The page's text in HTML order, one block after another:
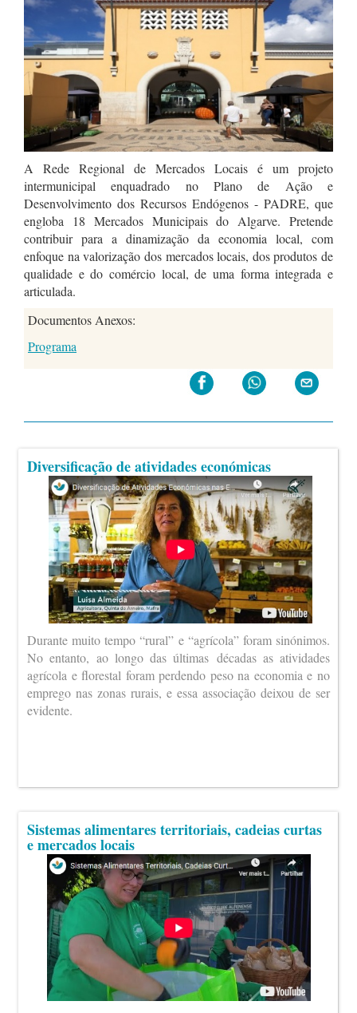
A Rede Regional de Mercados Locais é um projeto
intermunicipal enquadrado no Plano de Ação e
Desenvolvimento dos Recursos Endógenos - PADRE, que
engloba 18 Mercados Municipais do Algarve. Pretende
contribuir para a dinamização da economia local, com
enfoque na valorização dos mercados locais, dos produtos de
qualidade e do comércio local, de uma forma integrada e
articulada.
Documentos Anexos:
Programa
Diversificação de atividades económicas
Durante muito tempo “rural” e “agrícola” foram sinónimos.
No entanto, ao longo das últimas décadas as atividades
agrícola e florestal foram perdendo peso na economia e no
emprego nas zonas rurais, e essa associação deixou de ser
evidente.
Sistemas alimentares territoriais, cadeias curtas
e mercados locais